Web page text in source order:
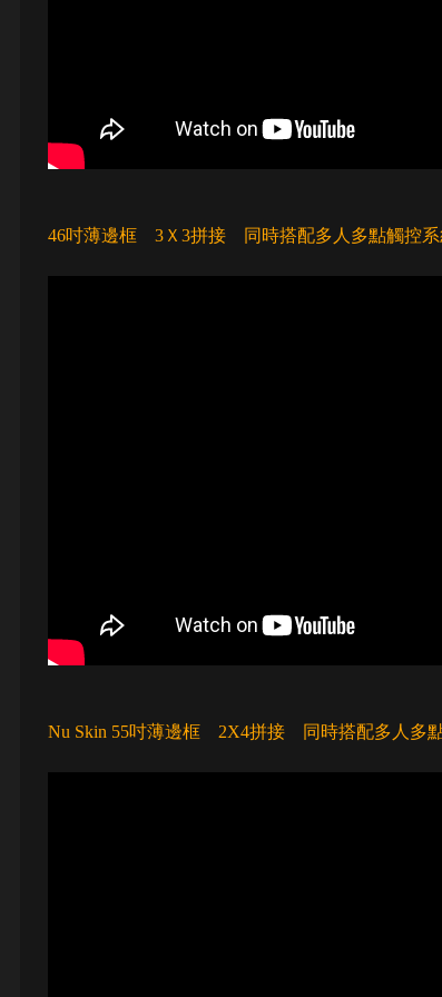
46吋薄邊框 3Ｘ3拼接 同時搭配多人多點觸控系
Nu Skin 55吋薄邊框 2X4拼接 同時搭配多人多